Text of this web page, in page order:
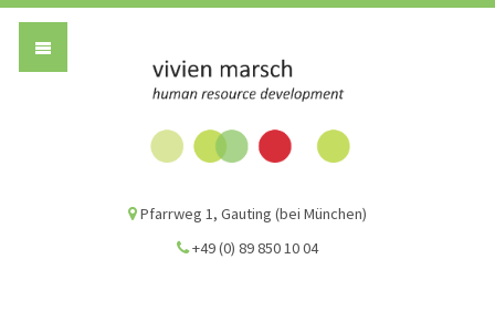
Pfarrweg 1, Gauting (bei München)
+49 (0) 89 850 10 04